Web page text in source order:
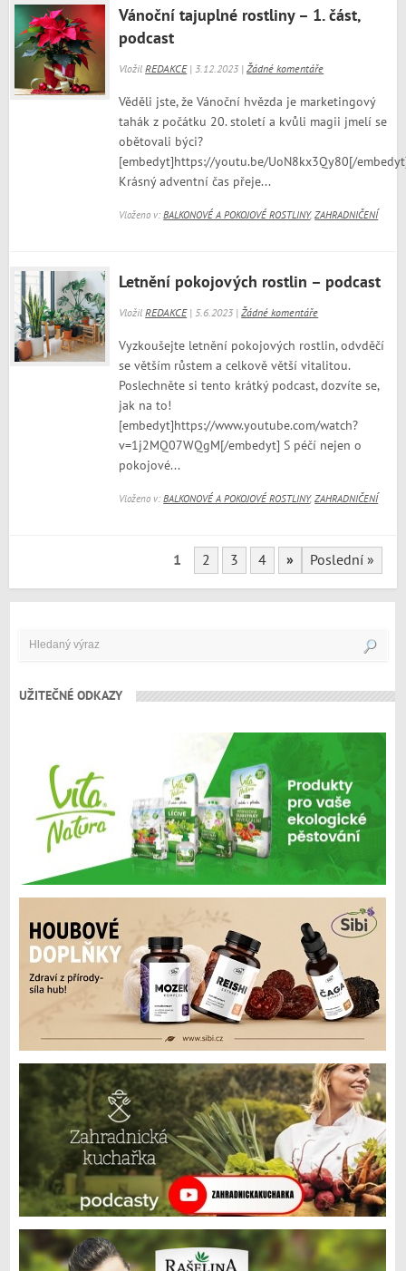
Vánoční tajuplné rostliny – 1. část,
podcast
VložilREDAKCE| 3.12.2023 |Žádné komentáře
Věděli jste, že Vánoční hvězda je marketingový
tahák z počátku 20. století a kvůli magii jmelí se
obětovali býci?
[embedyt]https://youtu.be/UoN8kx3Qy80[/
Krásný adventní čas přeje...
Vloženo v:BALKONOVÉ A POKOJOVÉ ROSTLINY,ZAHRADNIČENÍ
Letnění pokojových rostlin – podcast
VložilREDAKCE| 5.6.2023 |Žádné komentáře
Vyzkoušejte letnění pokojových rostlin, odvděčí
se větším růstem a celkově větší vitalitou.
Poslechněte si tento krátký podcast, dozvíte se,
jak na to!
[embedyt]https://www.youtube.com/watch?
v=1j2MQ07WQgM[/embedyt] S péčí nejen o
pokojové...
Vloženo v:BALKONOVÉ A POKOJOVÉ ROSTLINY,ZAHRADNIČENÍ
1 2 3 4 » Poslední »
UŽITEČNÉ ODKAZY